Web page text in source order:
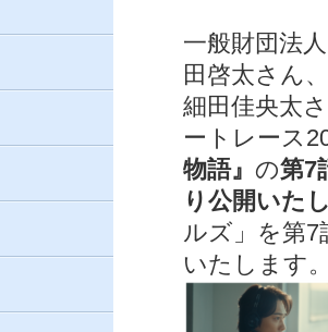
一般財団法
田啓太さん
細田佳央太
ートレース
物語』 の第7
り公開いた
ルズ」を第7
いたします